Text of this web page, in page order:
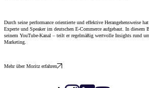
Durch seine performance orientierte und effektive Herangehensweise
Experte und Speaker im deutschen E-Commerce aufgebaut. In
seinem YouTube-Kanal – teilt er regelmäßig wertvolle Insights rund
Marketing.
Mehr über Moritz erfahren